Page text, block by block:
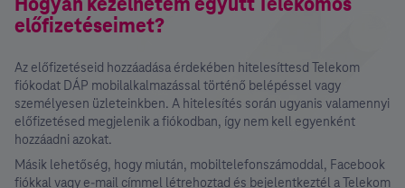
előfizetéseimet?
Az előfizetéseid hozzáadása érdekében hitelesíttesd Telekom
fiókodat DÁP mobilalkalmazással történő belépéssel vagy
személyesen üzleteinkben. A hitelesítés során ugyanis valamennyi
előfizetésed megjelenik a fiókodban, így nem kell egyenként
hozzáadni azokat.
Másik lehetőség, hogy miután, mobiltelefonszámoddal, Facebook
fiókkal vagy e-mail címmel létrehoztad és bejelentkeztél a Telekom